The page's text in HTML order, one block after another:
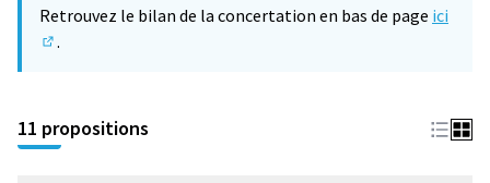
Retrouvez le bilan de la concertation en bas de page ici
.
11 propositions